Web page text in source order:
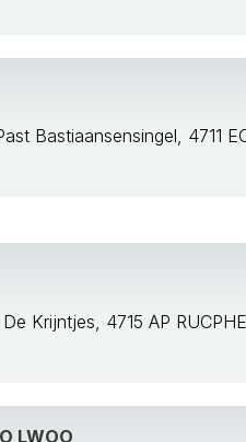
Bastiaansensingel, 4711
Krijntjes, 4715 AP
LWOO